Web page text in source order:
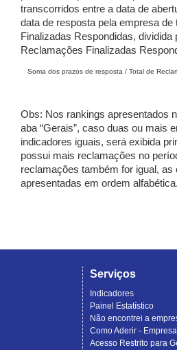
transcorridos entre a data de
data de resposta pela empresa
Finalizadas Respondidas, dividida
Reclamações Finalizadas
Soma dos prazos de resposta / Total de
Obs: Nos rankings apresentados
aba “Gerais”, caso duas ou mais
indicadores iguais, será exibida
possui mais reclamações no
reclamações também for igual, as
apresentadas em ordem alfabética.
Serviços
Indicadores
Painel Estatístico
Não encontrei a
Como Aderir -
Acesso Restrito para